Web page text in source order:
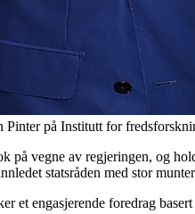
Pinter på Institutt for
på vegne av regjeringen, og
statsråden med stor
et engasjerende foredrag